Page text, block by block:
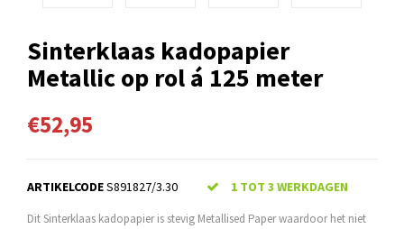
Sinterklaas kadopapier
Metallic op rol á 125 meter
€52,95
ARTIKELCODES891827/3.30 1 TOT 3 WERKDAGEN
Dit Sinterklaas kadopapier is stevig Metallised Paper waardoor het niet